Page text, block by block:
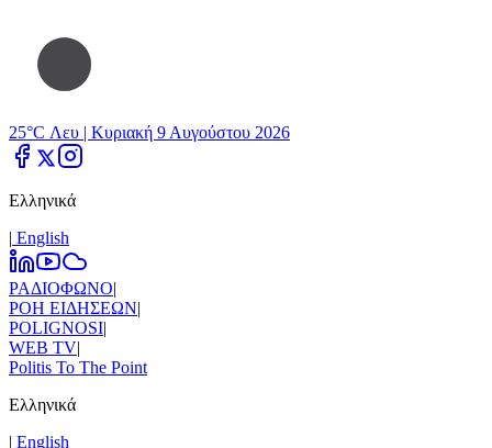
25°C Λευ | Κυριακή 9 Αυγούστου 2026
Ελληνικά
| Εnglish
ΡΑΔΙΟΦΩΝΟ|
ΡΟΗ ΕΙΔΗΣΕΩΝ|
POLIGNOSI|
WEB TV|
Politis To The Point
Ελληνικά
| Εnglish